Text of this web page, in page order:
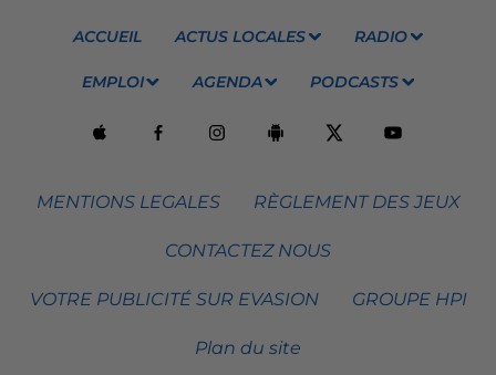
ACCUEIL ACTUS LOCALES RADIO
EMPLOI AGENDA PODCASTS
MENTIONS LEGALES RÈGLEMENT DES JEUX
CONTACTEZ NOUS
VOTRE PUBLICITÉ SUR EVASION GROUPE HPI
Plan du site